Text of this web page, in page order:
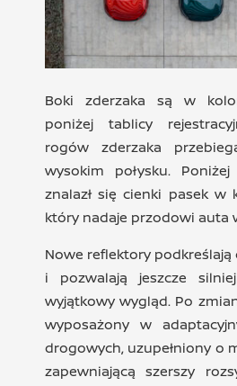
Boki zderzaka są w
poniżej tablicy
rogów zderzaka
wysokim połysku.
znalazł się cienki pasek w
który nadaje przodowi auta
Nowe reflektory
i pozwalają jeszcze
wyjątkowy wygląd. Po
wyposażony w
drogowych, uzupełniony o
zapewniającą szerszy